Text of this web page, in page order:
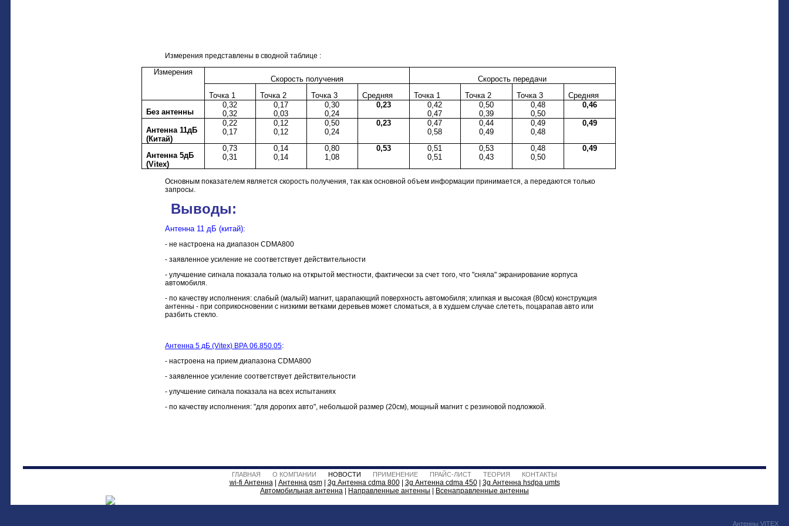
Измерения представлены в сводной таблице :
Измерения
Скорость получения
Скорость передачи
Точка 1
Точка 2 Точка 3 Средняя Точка 1 Точка 2 Точка 3
Средняя
Без антенны
0,32
0,32
0,17
0,03
0,30
0,24
0,23
0,42
0,47
0,50
0,39
0,48
0,50
0,46
Антенна 11дБ
(Китай)
0,22
0,17
0,12
0,12
0,50
0,24
0,23
0,47
0,58
0,44
0,49
0,49
0,48
0,49
Антенна 5дБ
(Vitex)
0,73
0,31
0,14
0,14
0,80
1,08
0,53
0,51
0,51
0,53
0,43
0,48
0,50
0,49
Основным показателем является скорость получения, так как основной объем информации принимается, а передаются только
запросы.
Выводы:
Антенна 11 дБ (китай):
- не настроена на диапазон CDMA800
- заявленное усиление не соответствует действительности
- улучшение сигнала показала только на открытой местности, фактически за счет того, что "сняла" экранирование корпуса
автомобиля.
- по качеству исполнения: слабый (малый) магнит, царапающий поверхность автомобиля; хлипкая и высокая (80см) конструкция
антенны - при соприкосновении с низкими ветками деревьев может сломаться, а в худшем случае слететь, поцарапав авто или
разбить стекло.
Антенна 5 дБ (Vitex) ВРА 06.850.05:
- настроена на прием диапазона CDMA800
- заявленное усиление соответствует действительности
- улучшение сигнала показала на всех испытаниях
- по качеству исполнения: "для дорогих авто", небольшой размер (20см), мощный магнит с резиновой подложкой.
ГЛАВНАЯ О КОМПАНИИ НОВОСТИ ПРИМЕНЕНИЕ ПРАЙС-ЛИСТ ТЕОРИЯ КОНТАКТЫ
wi-fi Антенна| Антенна gsm| 3g Антенна cdma 800| 3g Антенна cdma 450| 3g Антенна hsdpa umts
Автомобильная антенна
Направленные антенны Всенаправленные антенны
Антенны VITEX